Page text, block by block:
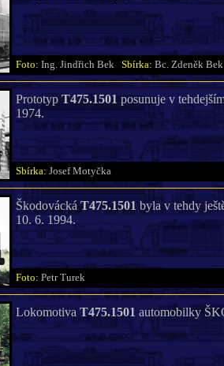
Foto: Ing. Jindřich Bek Sbírka: Bc. Zdeněk Bek
Prototyp T475.1501posunuje v
1974.
Sbírka: Josef Motyčka
ŠkodováckáT475.1501 byla v tehdy
10. 6. 1994.
Foto: Petr Turek
Lokomotiva T475.1501 automobilky